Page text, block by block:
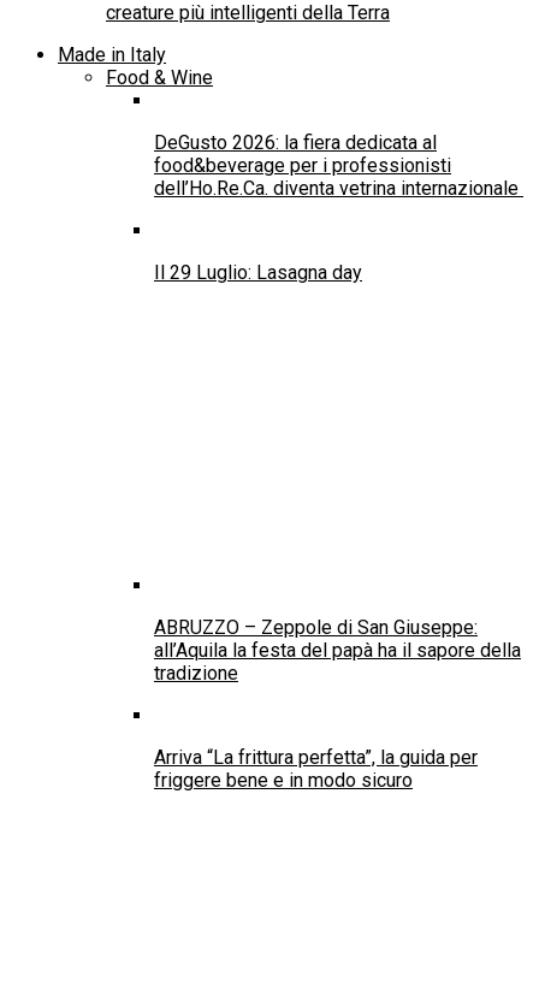
creature più intelligenti della Terra
Made in Italy
Food & Wine
DeGusto 2026: la fiera dedicata al
food&beverage per i professionisti
dell’Ho.Re.Ca. diventa vetrina internazionale
Il 29 Luglio: Lasagna day
ABRUZZO – Zeppole di San Giuseppe:
all’Aquila la festa del papà ha il sapore della
tradizione
Arriva “La frittura perfetta”, la guida per
friggere bene e in modo sicuro